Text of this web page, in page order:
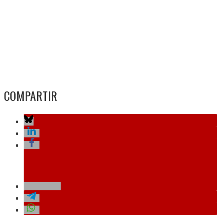
COMPARTIR